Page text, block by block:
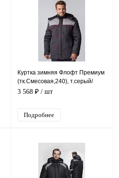
Куртка зимняя Флофт Премиум
(тк.Смесовая,240), т.серый/
св.серый/красный
3 568 ₽ / шт
Подробнее